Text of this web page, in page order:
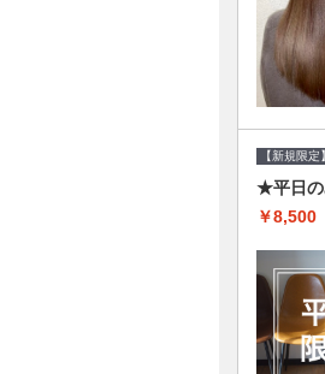
【新規限定】
★平日の
￥8,500